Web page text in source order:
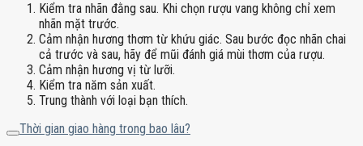
Kiểm tra nhãn đằng sau. Khi chọn rượu vang không chỉ xem
nhãn mặt trước.
Cảm nhận hương thơm từ khứu giác. Sau bước đọc nhãn chai
cả trước và sau, hãy để mũi đánh giá mùi thơm của rượu.
Cảm nhận hương vị từ lưỡi.
Kiểm tra năm sản xuất.
Trung thành với loại bạn thích.
Thời gian giao hàng trong bao lâu?